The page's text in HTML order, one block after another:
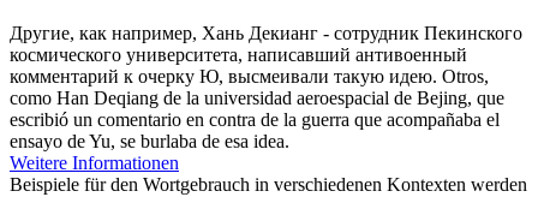
Другие, как например, Хань Декианг - сотрудник Пекинского
космического университета, написавший антивоенный
комментарий к очерку Ю, высмеивали такую идею. Otros,
como Han Deqiang de la universidad aeroespacial de Bejing, que
escribió un comentario en contra de la guerra que acompañaba el
ensayo de Yu, se burlaba de esa idea.
Weitere Informationen
Beispiele für den Wortgebrauch in verschiedenen Kontexten werden